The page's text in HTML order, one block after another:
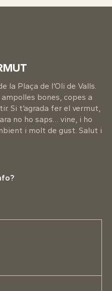
la Plaça de l’Oli de Valls.
bones, copes a
Si t’agrada fer el vermut,
no ho saps… vine, i ho
i molt de gust. Salut i